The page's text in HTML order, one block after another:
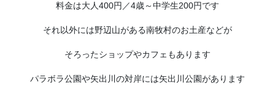
料金は大人400円／4歳～中学生200円です
それ以外には野辺山がある南牧村のお土産などが
そろったショップやカフェもあります
パラボラ公園や矢出川の対岸には矢出川公園があります